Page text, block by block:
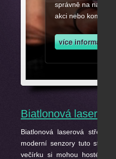
správně na našich
akci nebo
Biatlonová laserová
Biatlonová laserová
moderní senzory tuto
večírku si mohou hosté